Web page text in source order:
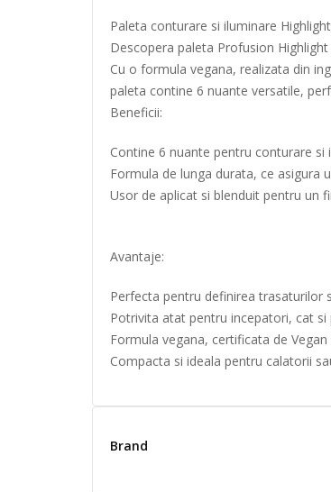
Paleta conturare si iluminare
Descopera paleta Profusion
Cu o formula vegana, realizata din
paleta contine 6 nuante versatile,
Beneficii:
Contine 6 nuante pentru conturare
Formula de lunga durata, ce asigura
Usor de aplicat si blenduit pentru un
Avantaje:
Perfecta pentru definirea trasaturilor
Potrivita atat pentru incepatori, cat
Formula vegana, certificata de Vegan
Compacta si ideala pentru calatorii
Brand